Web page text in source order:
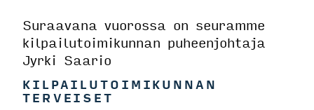
Suraavana vuorossa on seuramme
kilpailutoimikunnan puheenjohtaja
Jyrki Saario
KILPAILUTOIMIKUNNAN
TERVEISET